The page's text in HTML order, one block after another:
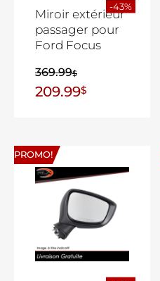
Miroir extérieur
passager pour
Ford Focus
369.99$
209.99$
-43%
PROMO!